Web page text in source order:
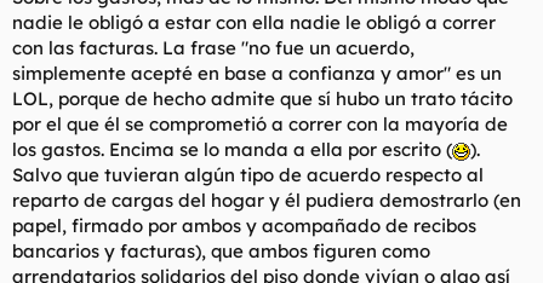
pública la deuda, que va a mandar esto a su trabajo para "que
se enteren de quién eres" y que ‘‘Mi siguiente paso tras la falta
de colaboración por su parte es contratar un investigador
privado, para poder tener la dirección de su cliente y proceder
a la denuncia por estafa’’. También está barajando la
posibilidad de ir a la madre de su ya ex pareja a reclamar esa
"deuda".
Discuss.
nadie le obligó a estar con ella nadie le obligó a correr
con las facturas. La frase "no fue un acuerdo,
simplemente acepté en base a confianza y amor" es un
LOL, porque de hecho admite que sí hubo un trato tácito
por el que él se comprometió a correr con la mayoría de
los gastos. Encima se lo manda a ella por escrito (
).
Salvo que tuvieran algún tipo de acuerdo respecto al
reparto de cargas del hogar y él pudiera demostrarlo (en
papel, firmado por ambos y acompañado de recibos
bancarios y facturas), que ambos figuren como
arrendatarios solidarios del piso donde vivían o algo así